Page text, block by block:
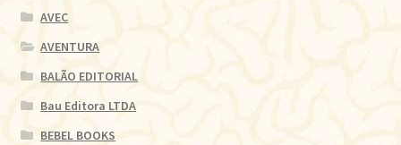
AVEC
AVENTURA
BALÃO EDITORIAL
Bau Editora LTDA
BEBEL BOOKS